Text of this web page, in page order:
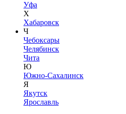
Уфа
Х
Хабаровск
Ч
Чебоксары
Челябинск
Чита
Ю
Южно-Сахалинск
Я
Якутск
Ярославль